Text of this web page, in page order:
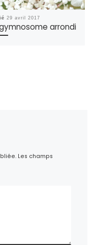
29 avril 2017
arrondi
Les champs